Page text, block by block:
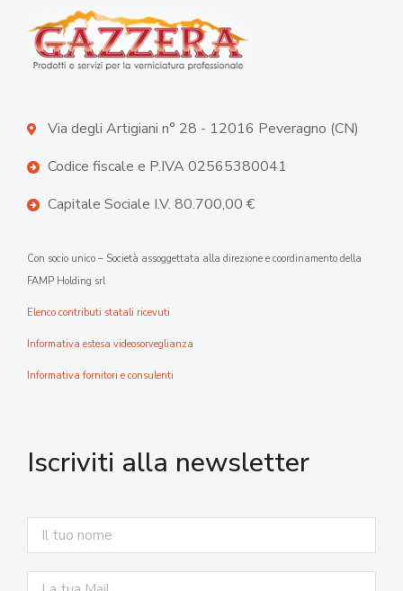
Via degli Artigiani n° 28 - 12016 Peveragno (CN)
Codice fiscale e P.IVA 02565380041
Capitale Sociale I.V. 80.700,00 €
Con socio unico – Società assoggettata alla direzione e coordinamento della
FAMP Holding srl
Elenco contributi statali ricevuti
Informativa estesa videosorveglianza
Informativa fornitori e consulenti
Iscriviti alla newsletter